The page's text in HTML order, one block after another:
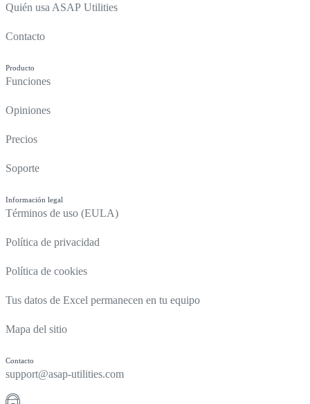
Quién usa ASAP Utilities
Contacto
Producto
Funciones
Opiniones
Precios
Soporte
Información legal
Términos de uso (EULA)
Política de privacidad
Política de cookies
Tus datos de Excel permanecen en tu equipo
Mapa del sitio
Contacto
support@asap-utilities.com